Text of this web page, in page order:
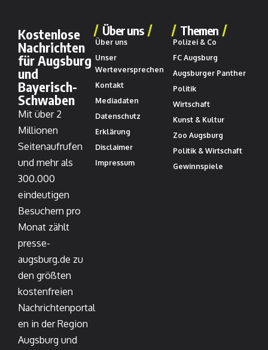
Kostenlose
Nachrichten
für Augsburg
und
Bayerisch-
Schwaben
Mit über 2
Millionen
Seitenaufrufen
und mehr als
300.000
eindeutigen
Besuchern pro
Monat zählt
presse-
augsburg.de zu
den größten
kostenfreien
Nachrichtenportal
en in der Region
Augsburg und
Über uns
Über uns
Unser
Werteversprechen
Kontakt
Mediadaten
Datenschutz
Erklärung
Disclaimer
Impressum
Themen
Polizei & Co
FC Augsburg
Augsburger Panther
Politik
Wirtschaft
Kunst & Kultur
Zoo Augsburg
Politik & Wirtschaft
Gewinnspiele